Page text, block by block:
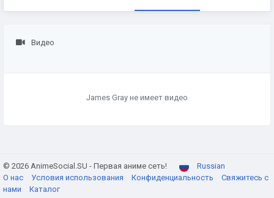
Видео
James Gray не имеет видео
© 2026 AnimeSocial.SU - Первая аниме сеть!
Russian
О нас
Условия использования Конфиденциальность
Свяжитесь с
нами
Каталог